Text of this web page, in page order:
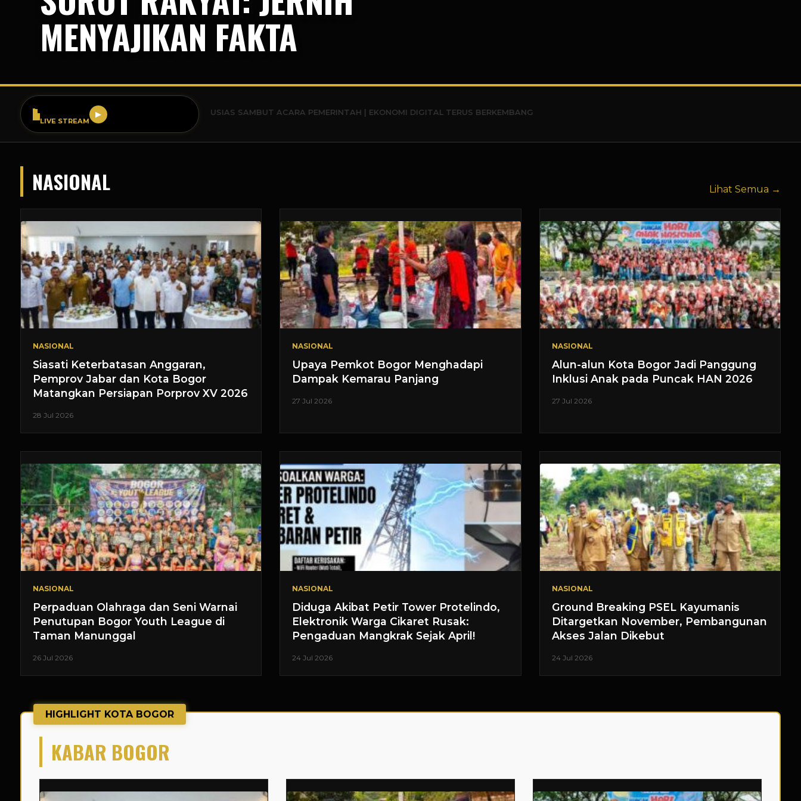
MENYAJIKAN FAKTA
LIVE STREAM
▶
BREAKING NEWS: WARGA BOGOR ANTUSIAS SAMBUT ACARA PEMERINTAH | EKONOMI DIGITAL TERUS BERKEMBANG
NASIONAL Lihat Semua →
NASIONAL
Siasati Keterbatasan Anggaran,
Pemprov Jabar dan Kota Bogor
Matangkan Persiapan Porprov XV 2026
28 Jul 2026
NASIONAL
Upaya Pemkot Bogor Menghadapi
Dampak Kemarau Panjang
27 Jul 2026
NASIONAL
Alun-alun Kota Bogor Jadi Panggung
Inklusi Anak pada Puncak HAN 2026
27 Jul 2026
NASIONAL
Perpaduan Olahraga dan Seni Warnai
Penutupan Bogor Youth League di
Taman Manunggal
26 Jul 2026
NASIONAL
Diduga Akibat Petir Tower Protelindo,
Elektronik Warga Cikaret Rusak:
Pengaduan Mangkrak Sejak April!
24 Jul 2026
NASIONAL
Ground Breaking PSEL Kayumanis
Ditargetkan November, Pembangunan
Akses Jalan Dikebut
24 Jul 2026
HIGHLIGHT KOTA BOGOR
KABAR BOGOR